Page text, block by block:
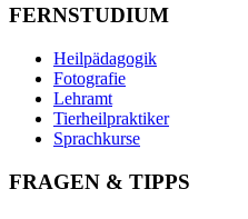
FERNSTUDIUM
Heilpädagogik
Fotografie
Lehramt
Tierheilpraktiker
Sprachkurse
FRAGEN & TIPPS